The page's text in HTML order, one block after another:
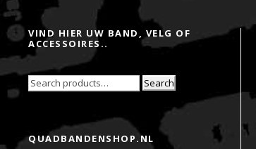
VIND HIER UW BAND, VELG OF
ACCESSOIRES..
Search
QUADBANDENSHOP.NL